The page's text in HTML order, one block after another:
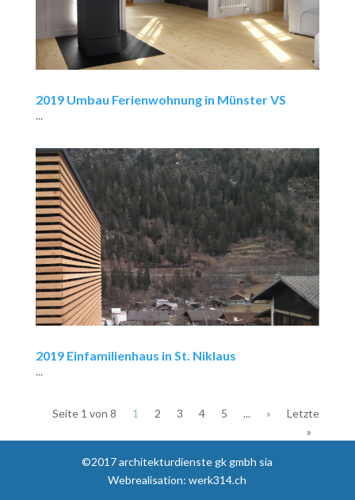
2019 Umbau Ferienwohnung in Münster VS
...
2019 Einfamilienhaus in St. Niklaus
...
Seite 1 von 8 1 2 3 4 5 ... »
Letzte
»
©2017 architekturdienste gk gmbh sia
Webrealisation: werk314.ch